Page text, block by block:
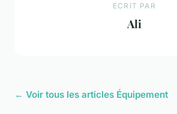
ECRIT PAR
Ali
← Voir tous les articles Équipement